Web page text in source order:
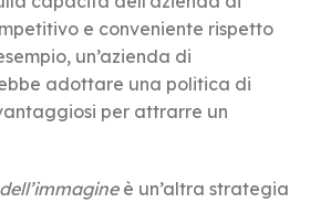
e conveniente rispetto
un’azienda di
adottare una politica di
per attrarre un
è un’altra strategia